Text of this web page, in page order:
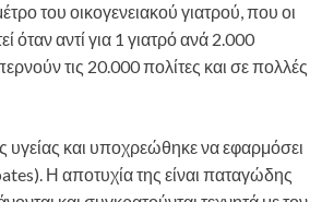
του οικογενειακού γιατρού, που οι
όταν αντί για 1 γιατρό ανά 2.000
τις 20.000 πολίτες και σε πολλές
υγείας και υποχρεώθηκε να εφαρμόσει
Η αποτυχία της είναι παταγώδης